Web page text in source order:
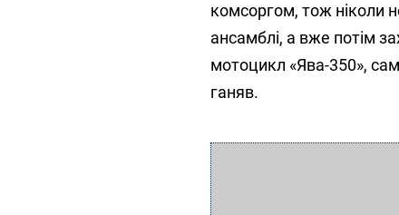
комсоргом, тож ніколи
ансамблі, а вже потім
мотоцикл «Ява-350»,
ганяв.